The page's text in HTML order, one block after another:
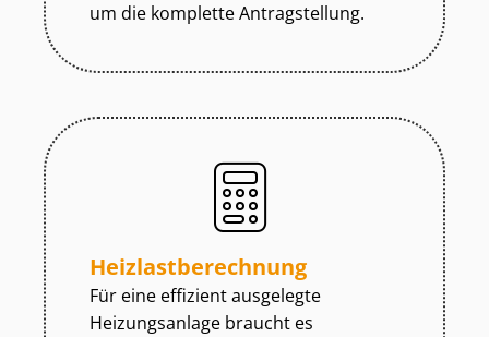
um die komplette Antragstellung.
Heiz­last­be­rech­nung
Für eine effizient ausgelegte
Heizungsanlage braucht es